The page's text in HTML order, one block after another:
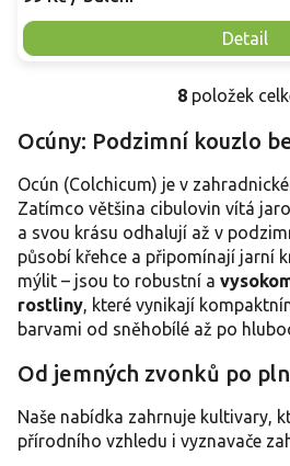
Detail
O
l
d
a
c
í
p
r
v
k
v
p
i
8 položek
Ocúny: Podzimní kouzlo
Ocún (Colchicum) je v
Zatímco většina cibulovin vítá
a svou krásu odhalují až v
působí křehce a připomínají jarní
mýlit – jsou to robustní a
rostliny, které vynikají
barvami od sněhobílé až po
Od jemných zvonků po
Naše nabídka zahrnuje kultivary,
přírodního vzhledu i vyznavače